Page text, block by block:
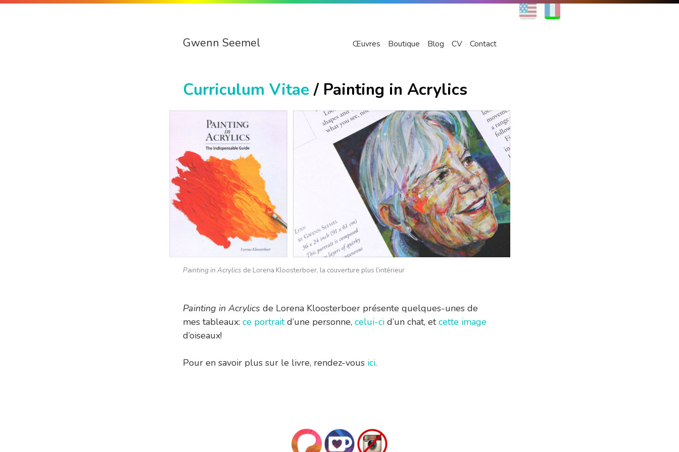
EN
Gwenn Seemel Œuvres Boutique Blog CV Contact
Curriculum Vitae / Painting in Acrylics
Painting in Acrylics de Lorena Kloosterboer, la couverture plus l’intérieur
Painting in Acrylics de Lorena Kloosterboer présente quelques-unes de
mes tableaux: ce portraitd’une personne, celui-cid’un chat, etcette image
d’oiseaux!
Pour en savoir plus sur le livre, rendez-vous ici.